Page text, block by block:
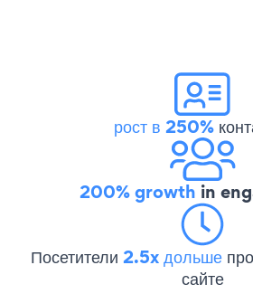
рост в 250%
200% growth in
Посетители 2.5x дольше
сайте